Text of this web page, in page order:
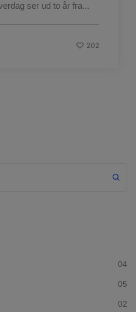
ser ud to år fra...
202
04
05
02